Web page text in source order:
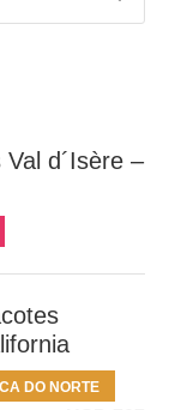
d´Isère –
DO NORTE